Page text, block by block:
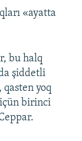
«ayatta
bu halq
şiddetli
qasten yoq
birinci